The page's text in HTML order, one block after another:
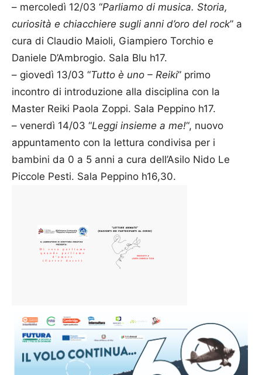
– mercoledì 12/03 “Parliamo di musica. Storia,
curiosità e chiacchiere sugli anni d’oro del rock” a
cura di Claudio Maioli, Giampiero Torchio e
Daniele D’Ambrogio. Sala Blu h17.
– giovedì 13/03 “Tutto è uno – Reiki” primo
incontro di introduzione alla disciplina con la
Master Reiki Paola Zoppi. Sala Peppino h17.
– venerdì 14/03 “Leggi insieme a me!“, nuovo
appuntamento con la lettura condivisa per i
bambini da 0 a 5 anni a cura dell’Asilo Nido Le
Piccole Pesti. Sala Peppino h16,30.